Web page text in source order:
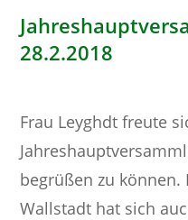
28.2.2018
Frau Leyghdt freute
begrüßen zu
Wallstadt hat sich